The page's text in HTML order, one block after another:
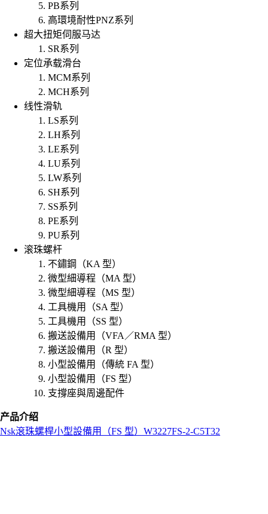
PB系列
高環境耐性PNZ系列
超大扭矩伺服马达
SR系列
定位承载滑台
MCM系列
MCH系列
线性滑轨
LS系列
LH系列
LE系列
LU系列
LW系列
SH系列
SS系列
PE系列
PU系列
滚珠螺杆
不鏽鋼（KA 型）
微型細導程（MA 型）
微型細導程（MS 型）
工具機用（SA 型）
工具機用（SS 型）
搬送設備用（VFA／RMA 型）
搬送設備用（R 型）
小型設備用（傳統 FA 型）
小型設備用（FS 型）
支撐座與周邊配件
产品介绍
Nsk滾珠螺桿小型設備用（FS 型） W3227FS-2-C5T32